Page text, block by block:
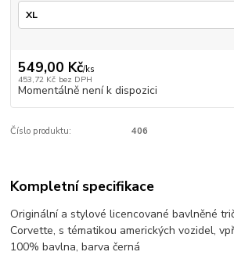
549,00 Kč/ks
453,72 Kč bez DPH
Momentálně není k dispozici
Číslo produktu: 406
Kompletní specifikace
Originální a stylové licencované bavlněné
Corvette, s tématikou amerických vozidel,
100% bavlna, barva černá